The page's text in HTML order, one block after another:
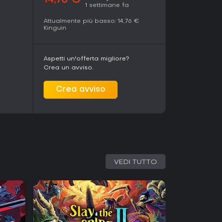
1 settimane fa
Attualmente più basso: 14,76 €
Kinguin
Aspetti un'offerta migliore?
Crea un avviso.
Crea avviso
VEDI TUTTO